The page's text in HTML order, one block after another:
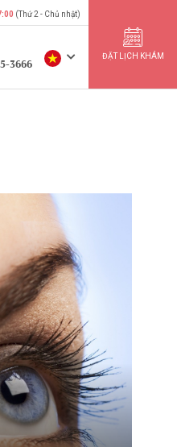
(Thứ 2 - Chủ nhật)
3666
ĐẶT LỊCH KHÁM